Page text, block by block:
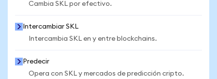
Cambia SKL por efectivo.
Intercambiar SKL
Intercambia SKL en y entre blockchains.
Predecir
Opera con SKL y mercados de predicción cripto.